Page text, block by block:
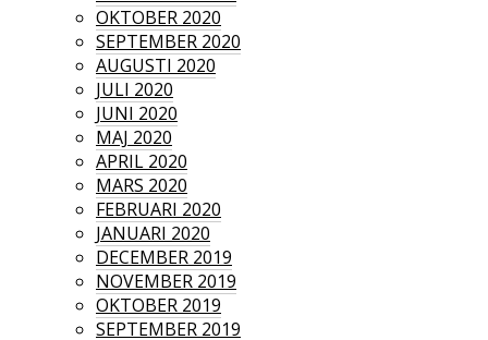
OKTOBER 2020
SEPTEMBER 2020
AUGUSTI 2020
JULI 2020
JUNI 2020
MAJ 2020
APRIL 2020
MARS 2020
FEBRUARI 2020
JANUARI 2020
DECEMBER 2019
NOVEMBER 2019
OKTOBER 2019
SEPTEMBER 2019